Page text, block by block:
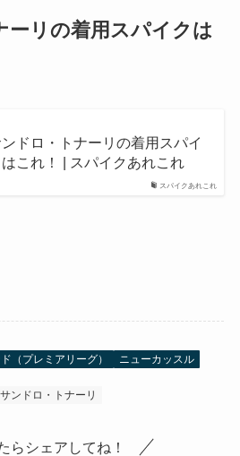
ーリの着用スパイクは
スパイクあれこれ
ドロ・トナーリの着用スパイ
はこれ！ | スパイクあれこれ
（プレミアリーグ）
ニューカッスル
サンドロ・トナーリ
らシェアしてね！